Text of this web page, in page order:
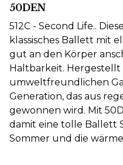
50DEN
512C - Second Life..
klassisches Ballett mit
gut an den Körper
Haltbarkeit. Hergestellt
umweltfreundlichen
Generation, das aus
gewonnen wird. Mit
damit eine tolle Ballett
Sommer und die